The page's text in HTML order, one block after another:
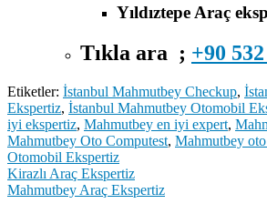
Yıldıztepe Araç
Tıkla ara ; +90
Etiketler: İstanbul Mahmutbey Checkup,
Ekspertiz, İstanbul Mahmutbey Otomobil
iyi ekspertiz, Mahmutbey en iyi expert,
Mahmutbey Oto Computest, Mahmutbey
Otomobil Ekspertiz
Yazı
gezinmesi
Kirazlı Araç Ekspertiz
Mahmutbey Araç Ekspertiz